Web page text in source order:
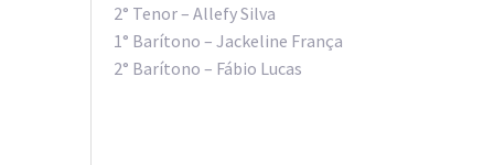
2° Tenor – Allefy Silva
1° Barítono – Jackeline França
2° Barítono – Fábio Lucas